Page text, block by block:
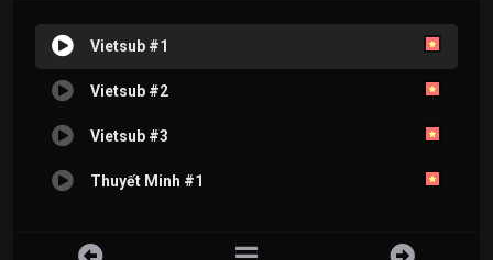
Vietsub #1
Vietsub #2
Vietsub #3
Thuyết Minh #1